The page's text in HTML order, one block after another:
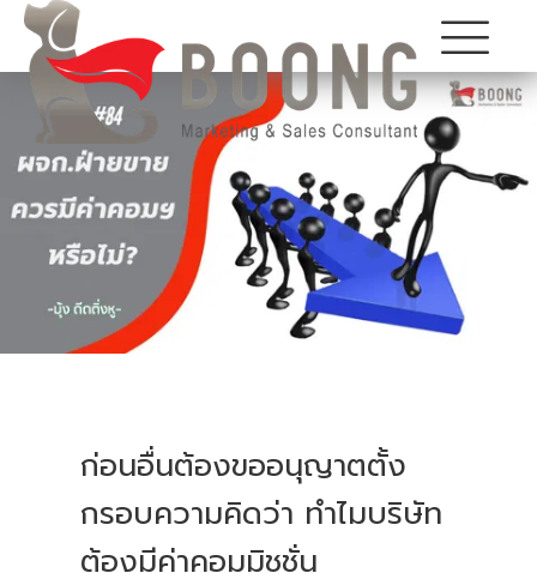
ก่อนอื่นต้องขออนุญาตตั้ง
กรอบความคิดว่า ทำไมบริษัท
ต้องมีค่าคอมมิชชั่น